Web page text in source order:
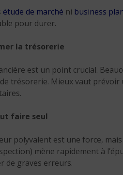
étude de marché ni business
pour durer.
la trésorerie
est un point crucial.
trésorerie. Mieux vaut
faire seul
polyvalent est une force,
mène rapidement à
de graves erreurs.